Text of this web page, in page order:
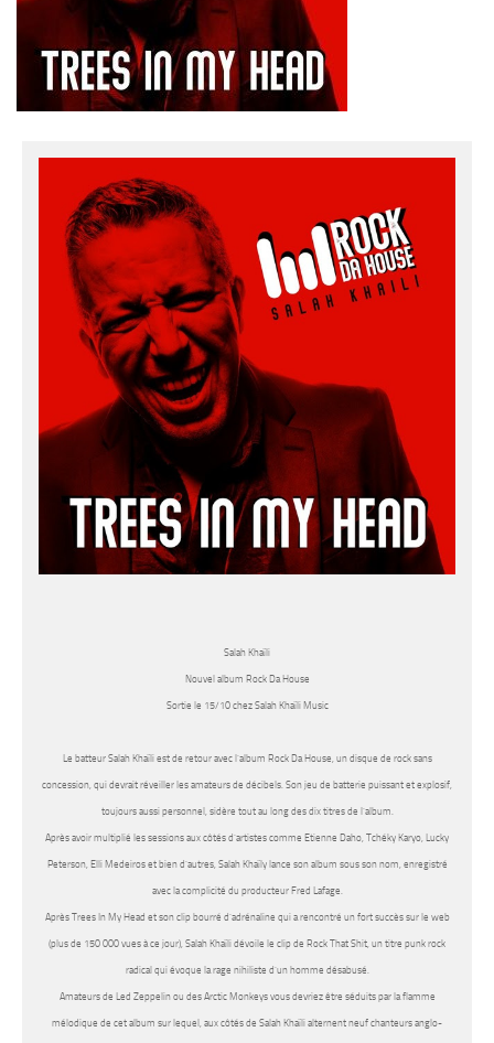
Salah Khaïli
Nouvel album Rock Da House
Sortie le 15/10 chez Salah Khaïli Music
Le batteur Salah Khaïliest de retour avec l’album Rock Da House, un disque de rock sans
concession, qui devrait réveiller les amateurs de décibels. Son jeu de batterie puissant et explosif,
toujours aussi personnel, sidère tout au long des dix titres de l’album.
Après avoir multiplié les sessions aux côtés d’artistes comme Etienne Daho, Tchéky Karyo, Lucky
Peterson, Elli Medeiros et bien d’autres, Salah Khaïlylance son album sous son nom, enregistré
avec la complicité du producteur Fred Lafage.
Après Trees In My Head et son clip bourré d’adrénaline qui a rencontré un fort succès sur le web
(plus de 150 000 vues à ce jour), Salah Khaïli dévoile le clip de Rock That Shit, un titre punk rock
radical qui évoque la rage nihiliste d’un homme désabusé.
Amateurs de Led Zeppelin ou des Arctic Monkeys vous devriez être séduits par la flamme
mélodique de cet album sur lequel, aux côtés de Salah Khaïli alternent neuf chanteurs anglo-